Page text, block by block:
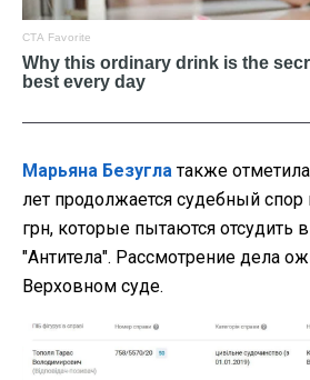
Марьяна Безуглатакже
лет продолжается судебный
грн, которые пытаются отсудить
"Антитела". Рассмотрение дела
Верховном суде.